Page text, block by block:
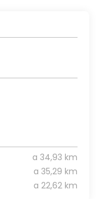
a 34,93 km
a 35,29 km
a 22,62 km